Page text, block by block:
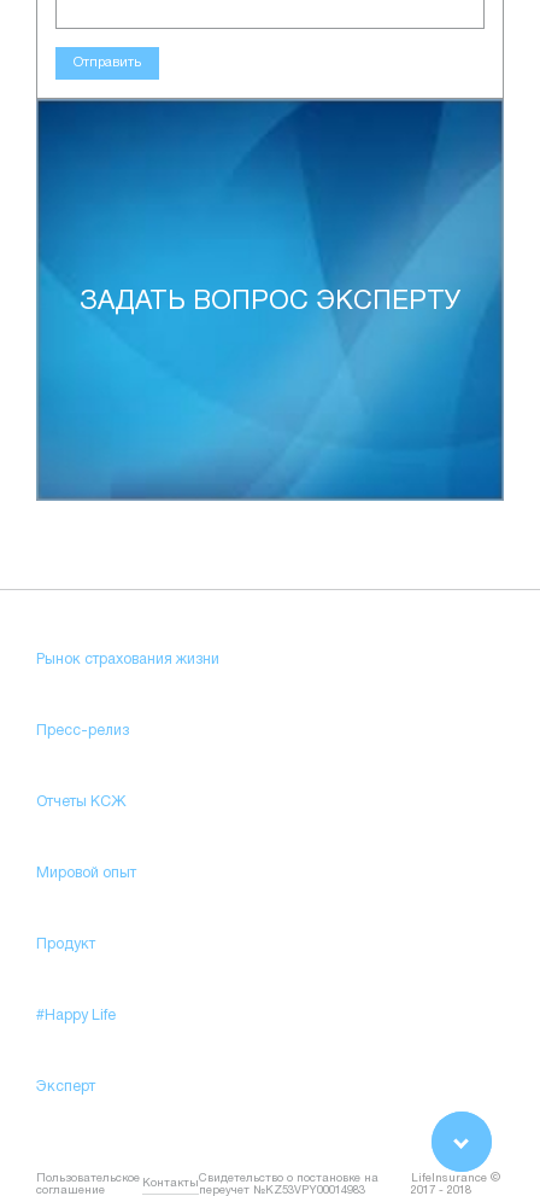
Отправить
ЗАДАТЬ ВОПРОС ЭКСПЕРТУ
Рынок страхования жизни
Пресс-релиз
Отчеты КСЖ
Мировой опыт
Продукт
#Happy Life
Эксперт
Пользовательское
соглашение
КонтактыСвидетельство о постановке на
переучет №KZ53VPY00014983
LifeInsurance ©
2017 - 2018